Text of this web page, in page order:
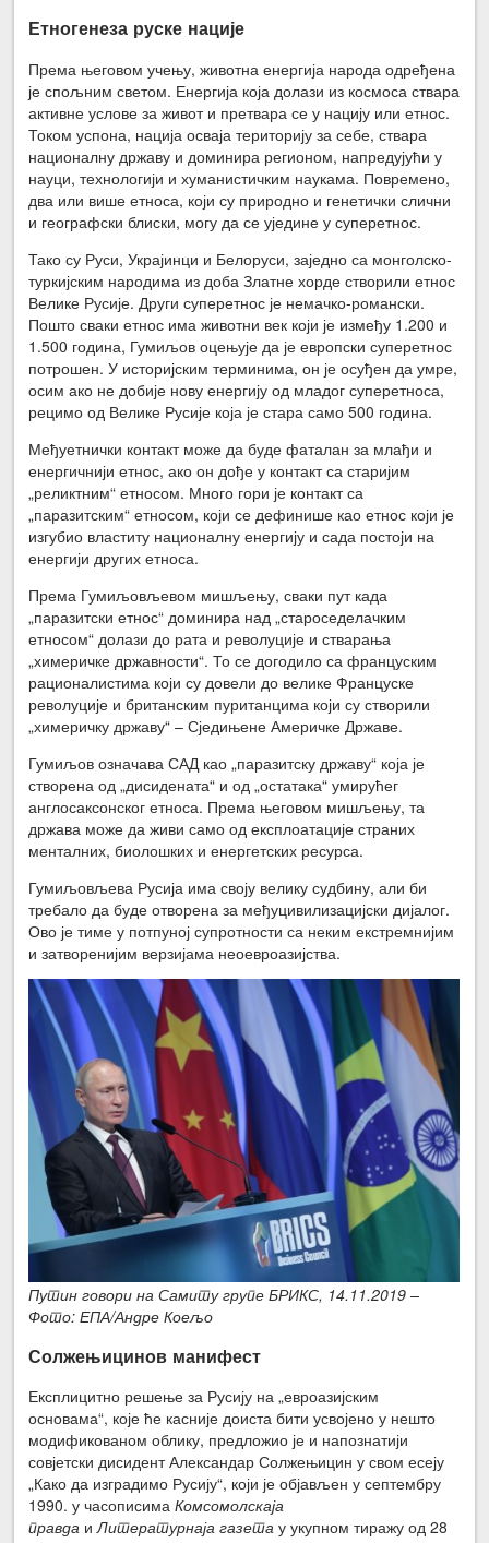
Етногенеза руске нације
Према његовом учењу, животна енергија народа одређена
је спољним светом. Енергија која долази из космоса ствара
активне услове за живот и претвара се у нацију или етнос.
Током успона, нација осваја територију за себе, ствара
националну државу и доминира регионом, напредујући у
науци, технологији и хуманистичким наукама. Повремено,
два или више етноса, који су природно и генетички слични
и географски блиски, могу да се уједине у суперетнос.
Тако су Руси, Украјинци и Белоруси, заједно са монголско-
туркијским народима из доба Златне хорде створили етнос
Велике Русије. Други суперетнос је немачко-романски.
Пошто сваки етнос има животни век који је између 1.200 и
1.500 година, Гумиљов оцењује да је европски суперетнос
потрошен. У историјским терминима, он је осуђен да умре,
осим ако не добије нову енергију од младог суперетноса,
рецимо од Велике Русије која је стара само 500 година.
Међуетнички контакт може да буде фаталан за млађи и
енергичнији етнос, ако он дође у контакт са старијим
„реликтним“ етносом. Много гори је контакт са
„паразитским“ етносом, који се дефинише као етнос који је
изгубио властиту националну енергију и сада постоји на
енергији других етноса.
Према Гумиљовљевом мишљењу, сваки пут када
„паразитски етнос“ доминира над „староседелачким
етносом“ долази до рата и револуције и стварања
„химеричке државности“. То се догодило са француским
рационалистима који су довели до велике Француске
револуције и британским пуританцима који су створили
„химеричку државу“ – Сједињене Америчке Државе.
Гумиљов означава САД као „паразитску државу“ која је
створена од „дисидената“ и од „остатака“ умирућег
англосаксонског етноса. Према његовом мишљењу, та
држава може да живи само од експлоатације страних
менталних, биолошких и енергетских ресурса.
Гумиљовљева Русија има своју велику судбину, али би
требало да буде отворена за међуцивилизацијски дијалог.
Ово је тиме у потпуној супротности са неким екстремнијим
и затворенијим верзијама неоевроазијства.
Путин говори на Самиту групе БРИКС, 14.11.2019 –
Фото: ЕПА/Андре Коељо
Солжењицинов манифест
Експлицитно решење за Русију на „евроазијским
основама“, које ће касније доиста бити усвојено у нешто
модификованом облику, предложио је и напознатији
совјетски дисидент Александар Солжењицин у свом есеју
„Како да изградимо Русију“, који је објављен у септембру
1990. у часописимаКомсомолскаја
правда иЛитературнаја газета у укупном тиражу од 28